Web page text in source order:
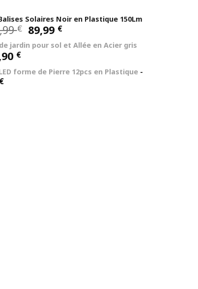
Solaires Noir en Plastique 150Lm
€ Le
prix
initial
149,99 €.
89,99 €Le
prix
actuel
89,99 €.
jardin pour sol et Allée en Acier gris
:
€Le
prix
actuel
forme de Pierre 12pcs en Plastique -
€Le